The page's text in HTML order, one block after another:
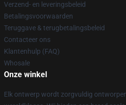
Verzend- en leveringsbeleid
Betalingsvoorwaarden
Teruggave & terugbetalingsbeleid
Contacteer ons
Klantenhulp (FAQ)
Whosale
Onze winkel
Elk ontwerp wordt zorgvuldig